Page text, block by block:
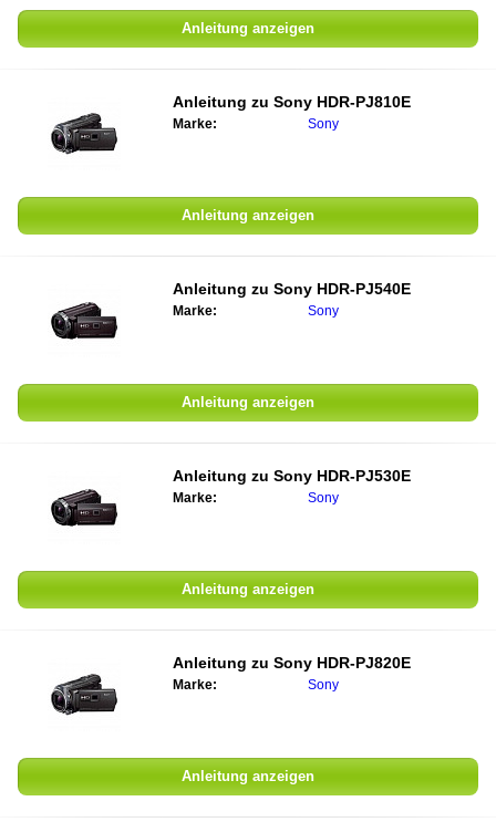
Anleitung anzeigen
Anleitung zu Sony HDR-PJ810E
Marke: Sony
Anleitung anzeigen
Anleitung zu Sony HDR-PJ540E
Marke: Sony
Anleitung anzeigen
Anleitung zu Sony HDR-PJ530E
Marke: Sony
Anleitung anzeigen
Anleitung zu Sony HDR-PJ820E
Marke: Sony
Anleitung anzeigen